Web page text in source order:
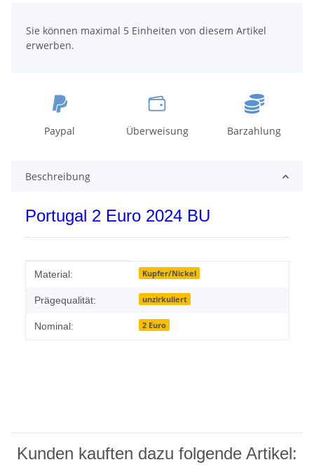
Sie können maximal 5 Einheiten von diesem Artikel
erwerben.
Paypal Überweisung Barzahlung
Beschreibung
Portugal 2 Euro 2024 BU
Produkteigenschaft
Wert
Material: Kupfer/Nickel
Prägequalität: unzirkuliert
Nominal: 2 Euro
Kunden kauften dazu folgende Artikel: